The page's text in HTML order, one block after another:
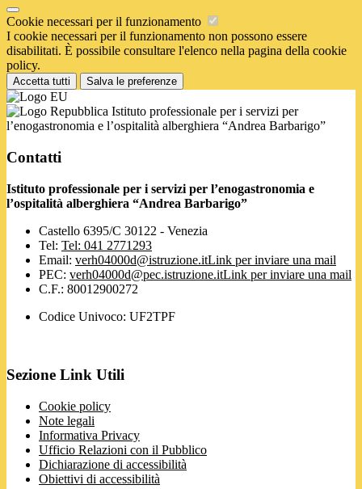
Cookie necessari per il funzionamento
I cookie necessari per il funzionamento non possono essere
disabilitati. È possibile consultare l'elenco nella pagina della cookie
policy.
Accetta tutti Salva le preferenze
Istituto professionale per i servizi per
l’enogastronomia e l’ospitalità alberghiera “Andrea Barbarigo”
Contatti
Istituto professionale per i servizi per l’enogastronomia e
l’ospitalità alberghiera “Andrea Barbarigo”
Castello 6395/C 30122 - Venezia
Tel: Tel: 041 2771293
Email: verh04000d@istruzione.itLink per inviare una mail
PEC: verh04000d@pec.istruzione.itLink per inviare una mail
C.F.: 80012900272
Codice Univoco: UF2TPF
Sezione Link Utili
Cookie policy
Note legali
Informativa Privacy
Ufficio Relazioni con il Pubblico
Dichiarazione di accessibilità
Obiettivi di accessibilità